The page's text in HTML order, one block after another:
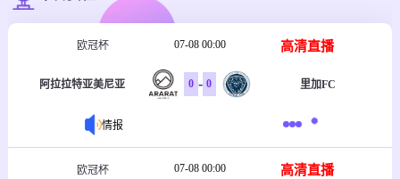
欧冠杯 07-08 00:00 高清直播
阿拉拉特亚美尼亚 0 - 0 里加FC
情报
欧冠杯 07-08 00:00 高清直播